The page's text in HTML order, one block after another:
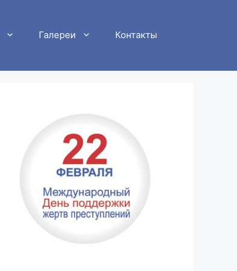
Галереи Контакты